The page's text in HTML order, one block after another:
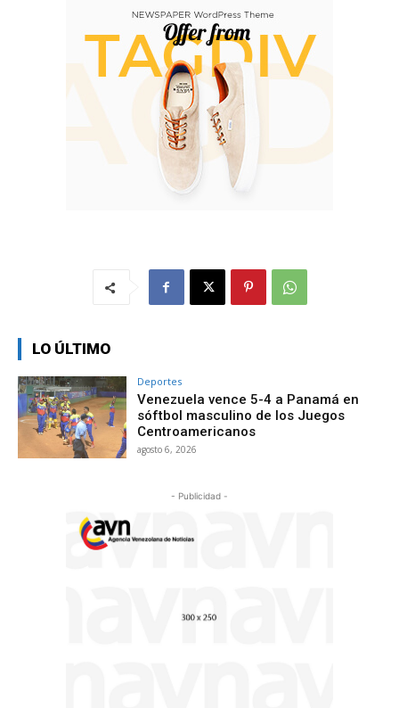
LO ÚLTIMO
Deportes
Venezuela vence 5-4 a Panamá en
sóftbol masculino de los Juegos
Centroamericanos
agosto 6, 2026
- Publicidad -